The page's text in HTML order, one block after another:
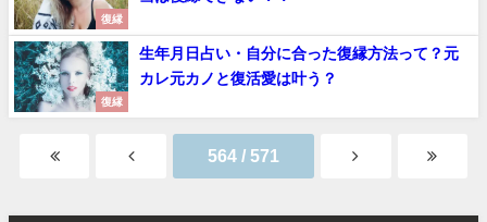
復縁
復縁
生年月日占い・自分に合った復縁方法って？元
カレ元カノと復活愛は叶う？
564 / 571